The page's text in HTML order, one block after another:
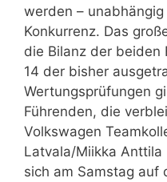
werden –
Konkurrenz. Das
die Bilanz der beiden
14 der bisher
Wertungsprüfungen
Führenden, die
Volkswagen
Latvala/Miikka Anttila
sich am Samstag auf